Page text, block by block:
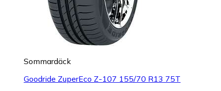
Sommardäck
Goodride ZuperEco Z-107 155/70 R13 75T